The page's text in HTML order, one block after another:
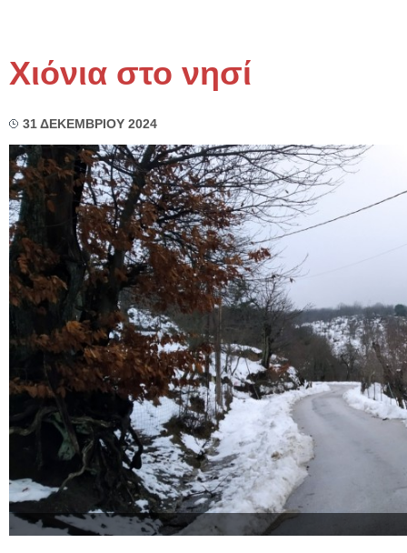
Χιόνια στο νησί
31 ΔΕΚΕΜΒΡΙΟΥ 2024